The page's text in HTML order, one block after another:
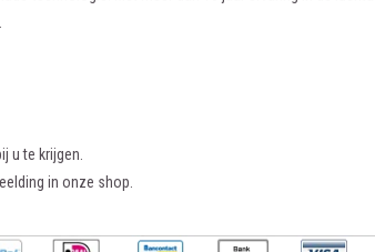
u te krijgen.
in onze shop.